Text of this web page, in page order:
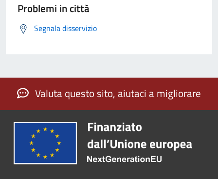
Problemi in città
Segnala disservizio
Valuta questo sito, aiutaci a migliorare